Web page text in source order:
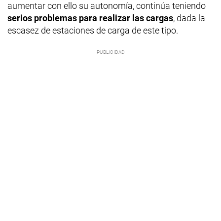
aumentar con ello su autonomía, continúa teniendo
serios problemas para realizar las cargas, dada la
escasez de estaciones de carga de este tipo.